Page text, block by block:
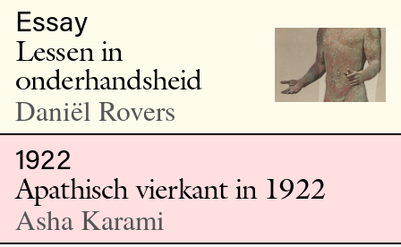
Essay
Lessen in
onderhandsheid
Daniël Rovers
1922
Apathisch vierkant in 1922
Asha Karami